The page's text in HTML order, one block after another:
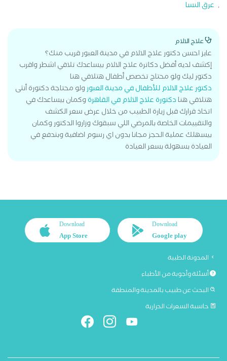
, عرق النسا
علاج الالام
عايز احسن دكتور علاج الالام في مدينة العبور قريب منك؟
إكشف لديه أفضل دكاترة علاج الالام بيساعدك تلاقي اشطر واقرب
دكتور ليك ولو محتاج تخصص أطفال هتلاقي هنا
دكتور علاج الالام للأطفال في مدينة العبورولو محتاجة دكتورة أنثى
هتلاقي هنا دكتورة علاج الالام في القاهرةوكمان بيساعدك في
اتخاذ قرارك قبل زيارة الطبيب من خلال عرض سعر الكشف
والتقييمات الخاصة بالمرضي اللي سبقوك وزاروا الدكتور وكمان
بيسهلك عملية الحجز مجانا بدون اي رسوم اضافية وبتدفع في
العيادة بسهولة بسعر العيادة
Download
Google play
Download
App Store
المدونة الطبية
أسئلة وأجوبة من الأطباء
البحث عن طبيب بالمدينة والمنطقة
حاسبة السعرات الحرارية